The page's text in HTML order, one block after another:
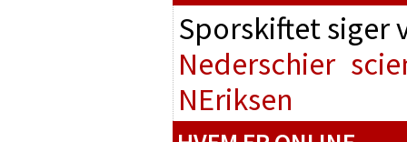
Sporskiftet
Nederschier
NEriksen